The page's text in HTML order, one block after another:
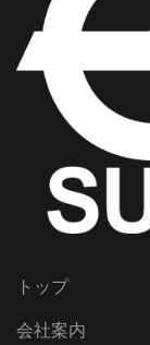
トップ
会社案内